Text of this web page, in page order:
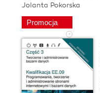
Jolanta Pokorska
Promocja